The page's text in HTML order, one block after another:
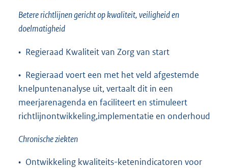
Betere richtlijnen gericht op kwaliteit, veiligheid en
doelmatigheid
• Regieraad Kwaliteit van Zorg van start
• Regieraad voert een met het veld afgestemde
knelpuntenanalyse uit, vertaalt dit in een
meerjarenagenda en faciliteert en stimuleert
richtlijnontwikkeling,implementatie en onderhoud
Chronische ziekten
• Ontwikkeling kwaliteits-ketenindicatoren voor